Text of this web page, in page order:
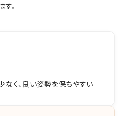
。
なく、良い姿勢を保ちやすい